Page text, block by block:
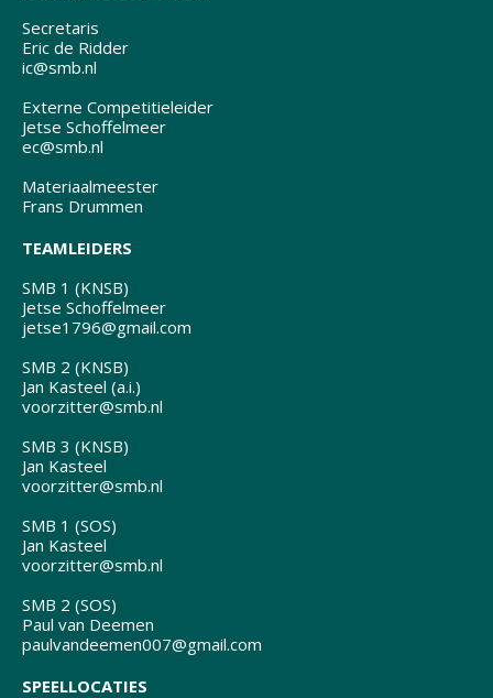
Secretaris
Eric de Ridder
ic@smb.nl
Externe Competitieleider
Jetse Schoffelmeer
ec@smb.nl
Materiaalmeester
Frans Drummen
TEAMLEIDERS
SMB 1 (KNSB)
Jetse Schoffelmeer
jetse1796@gmail.com
SMB 2 (KNSB)
Jan Kasteel (a.i.)
voorzitter@smb.nl
SMB 3 (KNSB)
Jan Kasteel
voorzitter@smb.nl
SMB 1 (SOS)
Jan Kasteel
voorzitter@smb.nl
SMB 2 (SOS)
Paul van Deemen
paulvandeemen007@gmail.com
SPEELLOCATIES